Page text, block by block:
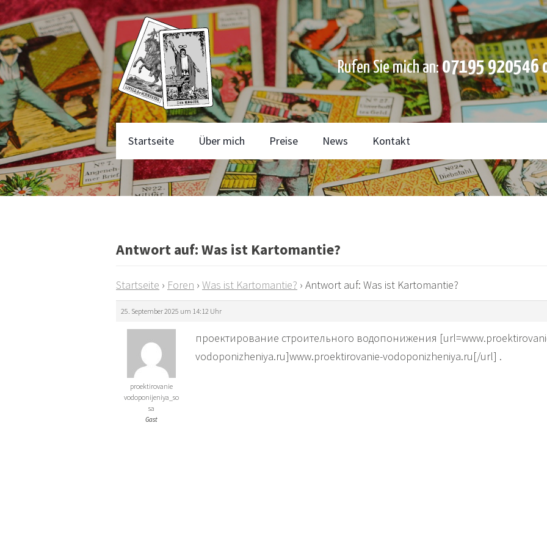
Rufen Sie mich an:07195 920546
Startseite Über mich Preise News Kontakt
Antwort auf: Was ist Kartomantie?
Startseite › Foren › Was ist Kartomantie? › Antwort auf: Was ist Kartomantie?
25. September 2025 um 14:12 Uhr
proektirovanie
vodoponijeniya_so
sa
Gast
проектирование строительного водопонижения
vodoponizheniya.ru]www.proektirovanie-vodoponizheniya.ru[/url] .